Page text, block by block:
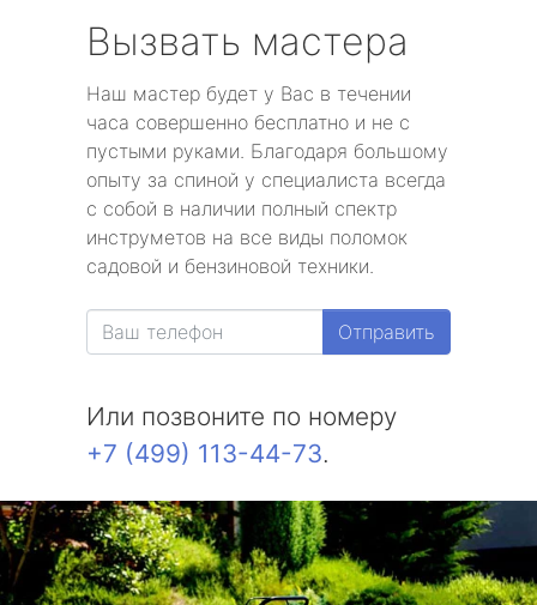
Вызвать мастера
Наш мастер будет у Вас в течении
часа совершенно бесплатно и не с
пустыми руками. Благодаря большому
опыту за спиной у специалиста всегда
с собой в наличии полный спектр
инструметов на все виды поломок
садовой и бензиновой техники.
Отправить
Или позвоните по номеру
+7 (499) 113-44-73.